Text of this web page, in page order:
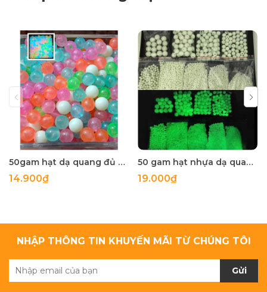
50gam hạt dạ quang đủ màu 6mm, 8mm, 10mm, 12mm, hạt nhựa tròn
14.900₫
50 gam hạt nhựa dạ quang tròn đủ size 4mm, 5mm, 6mm, 8mm, 10mm, 12mm, 14mm, 16mm ,18mm , 10mm, 22mm, 25mm
19.000₫
NHẬP THÔNG TIN KHUYẾN MÃI TỪ CHÚNG TÔI
Gửi